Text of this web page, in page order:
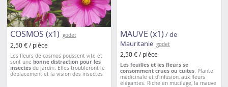
COSMOS (x1) godet
2,50 € / pièce
Les fleurs de cosmos poussent vite et
sont une bonne distraction pour les
insectes du jardin. Elles troubleront le
déplacement et la vision des insectes
MAUVE (x1) / de
Mauritanie godet
2,50 € / pièce
Les feuilles et les fleurs se
consomment crues ou cuites. Plante
médicinale et d'infusion, aux fleurs
élégantes. Riche en mucilage, la mauve